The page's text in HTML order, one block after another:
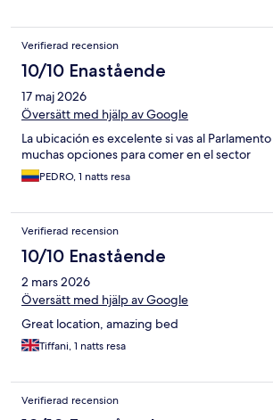
Verifierad recension
10/10 Enastående
17 maj 2026
Översätt med hjälp av Google
La ubicación es excelente si vas al
muchas opciones para comer en el sector
PEDRO, 1 natts resa
Verifierad recension
10/10 Enastående
2 mars 2026
Översätt med hjälp av Google
Great location, amazing bed
Tiffani, 1 natts resa
Verifierad recension